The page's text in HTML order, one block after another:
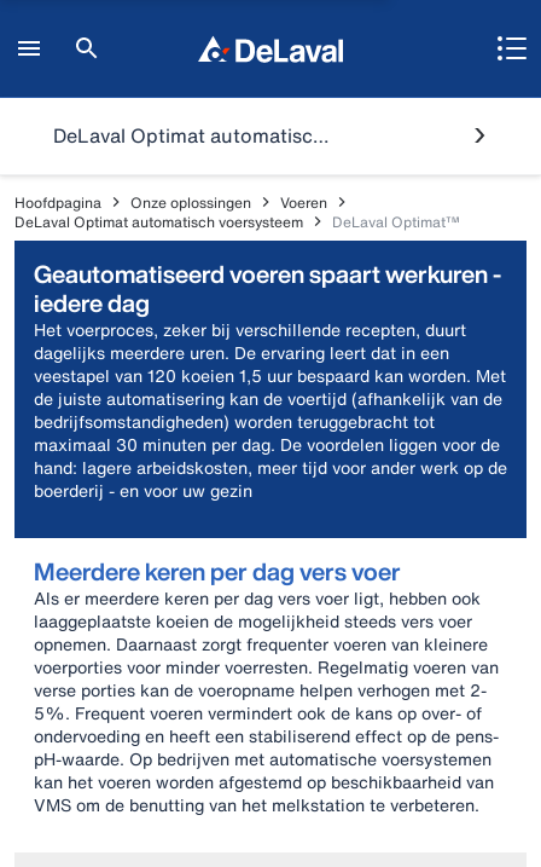
DeLaval Optimat automatisch voersysteem
Hoofdpagina Onze oplossingen
Voeren
DeLaval Optimat automatisch voersysteem
DeLaval Optimat™
Geautomatiseerd voeren spaart werkuren -
iedere dag
Het voerproces, zeker bij verschillende recepten, duurt
dagelijks meerdere uren. De ervaring leert dat in een
veestapel van 120 koeien 1,5 uur bespaard kan worden. Met
de juiste automatisering kan de voertijd (afhankelijk van de
bedrijfsomstandigheden) worden teruggebracht tot
maximaal 30 minuten per dag. De voordelen liggen voor de
hand: lagere arbeidskosten, meer tijd voor ander werk op de
boerderij - en voor uw gezin
Meerdere keren per dag vers voer
Als er meerdere keren per dag vers voer ligt, hebben ook
laaggeplaatste koeien de mogelijkheid steeds vers voer
opnemen. Daarnaast zorgt frequenter voeren van kleinere
voerporties voor minder voerresten. Regelmatig voeren van
verse porties kan de voeropname helpen verhogen met 2-
5%. Frequent voeren vermindert ook de kans op over- of
ondervoeding en heeft een stabiliserend effect op de pens-
pH-waarde. Op bedrijven met automatische voersystemen
kan het voeren worden afgestemd op beschikbaarheid van
VMS om de benutting van het melkstation te verbeteren.